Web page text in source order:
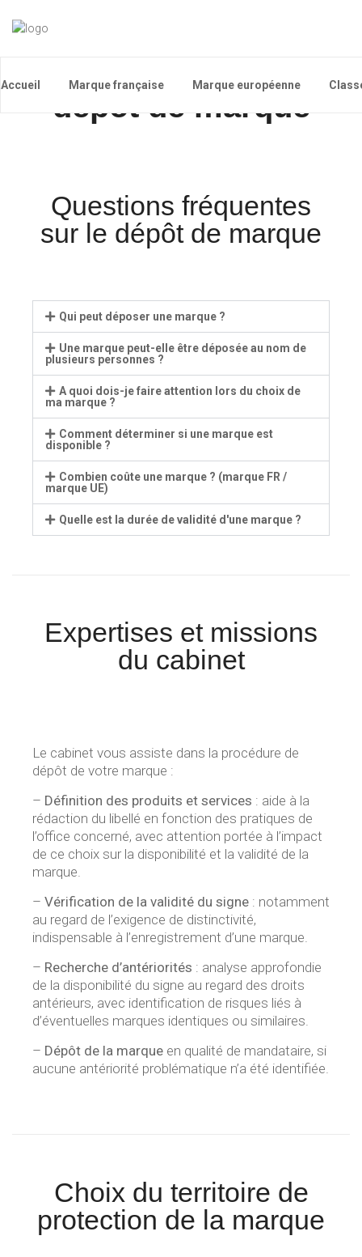
Accueil Marque française Marque européenne
La procédure de
dépôt de marque
Questions fréquentes
sur le dépôt de marque
Qui peut déposer une marque ?
Une marque peut-elle être déposée au nom de
plusieurs personnes ?
A quoi dois-je faire attention lors du choix de
ma marque ?
Comment déterminer si une marque est
disponible ?
Combien coûte une marque ? (marque FR /
marque UE)
Quelle est la durée de validité d'une marque ?
Expertises et missions
du cabinet
Le cabinet vous assiste dans la procédure de
dépôt de votre marque :
– Définition des produits et services : aide à la
rédaction du libellé en fonction des pratiques de
l’office concerné, avec attention portée à l’impact
de ce choix sur la disponibilité et la validité de la
marque.
– Vérification de la validité du signe : notamment
au regard de l’exigence de distinctivité,
indispensable à l’enregistrement d’une marque.
– Recherche d’antériorités : analyse approfondie
de la disponibilité du signe au regard des droits
antérieurs, avec identification de risques liés à
d’éventuelles marques identiques ou similaires.
– Dépôt de la marque en qualité de mandataire, si
aucune antériorité problématique n’a été identifiée.
Choix du territoire de
protection de la marque